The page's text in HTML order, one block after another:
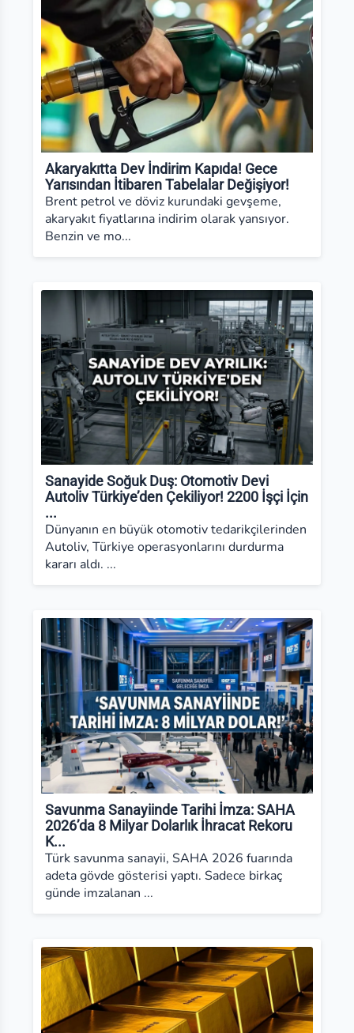
Akaryakıtta Dev İndirim Kapıda! Gece
Yarısından İtibaren Tabelalar Değişiyor!
Brent petrol ve döviz kurundaki gevşeme,
akaryakıt fiyatlarına indirim olarak yansıyor.
Benzin ve mo...
Sanayide Soğuk Duş: Otomotiv Devi
Autoliv Türkiye’den Çekiliyor! 2200 İşçi İçin
...
Dünyanın en büyük otomotiv tedarikçilerinden
Autoliv, Türkiye operasyonlarını durdurma
kararı aldı. ...
Savunma Sanayiinde Tarihi İmza: SAHA
2026’da 8 Milyar Dolarlık İhracat Rekoru
K...
Türk savunma sanayii, SAHA 2026 fuarında
adeta gövde gösterisi yaptı. Sadece birkaç
günde imzalanan ...